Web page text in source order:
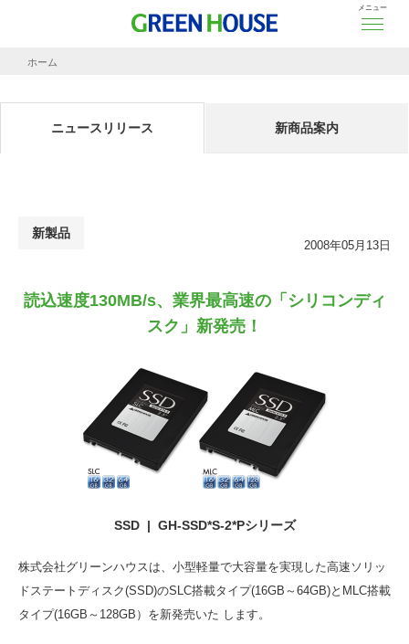
メニュー
ホーム
ニュースリリース 新商品案内
新製品
2008年05月13日
読込速度130MB/s、業界最高速の「シリコンディ
スク」新発売！
SSD | GH-SSD*S-2*Pシリーズ
株式会社グリーンハウスは、小型軽量で大容量を実現した高速ソリッ
ドステートディスク(SSD)のSLC搭載タイプ(16GB～64GB)とMLC搭載
タイプ(16GB～128GB）を新発売いた します。